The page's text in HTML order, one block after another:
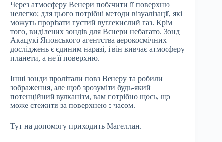
Через атмосферу Венери побачити її поверхню
нелегко; для цього потрібні методи візуалізації, які
можуть прорізати густий вуглекислий газ. Крім
того, виділених зондів для Венери небагато. Зонд
Акацукі Японського агентства аерокосмічних
досліджень є єдиним наразі, і він вивчає атмосферу
планети, а не її поверхню.
Інші зонди пролітали повз Венеру та робили
зображення, але щоб зрозуміти будь-який
потенційний вулканізм, вам потрібно щось, що
може стежити за поверхнею з часом.
Тут на допомогу приходить Магеллан.